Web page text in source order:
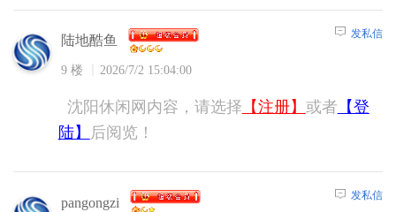
陆地酷鱼
9 楼 2026/7/2 15:04:00
发私信
沈阳休闲网内容，请选择 【注册】 或者 【登
陆】
后阅览！
pangongzi 发私信